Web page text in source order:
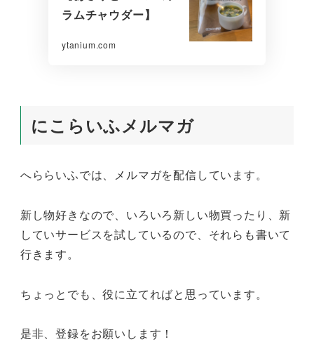
ラムチャウダー】
ytanium.com
にこらいふメルマガ
へららいふでは、メルマガを配信しています。
新し物好きなので、いろいろ新しい物買ったり、新
していサービスを試しているので、それらも書いて
行きます。
ちょっとでも、役に立てればと思っています。
是非、登録をお願いします！